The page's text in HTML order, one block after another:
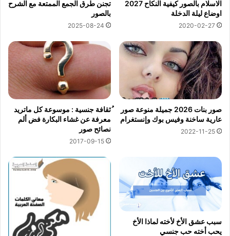
الاسلام بالصور كيفية النكاح 2027
اوضاع ليلة الدخلة
2020-02-27
تجنن طرق الجمع الممتعة مع الشرح
بالصور
2025-08-24
صور بنات 2026 جميلة منوعة صور
عارية ساخنة وفيس بوك وإنستغرام
2022-11-25
ُثقافة جنسية : موسوعة كل ماتريد
معرفة عن غشاء البكارة فض ألم
نصائح صور
2017-09-15
سبب عشق الأخ لأخته لماذا الأخ
يحب أخته حب جنسي